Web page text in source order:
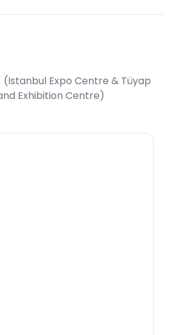
(Istanbul Expo Centre & Tüyap
Exhibition Centre)